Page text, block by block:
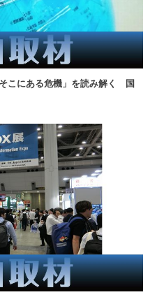
こにある危機」を読み解く 国